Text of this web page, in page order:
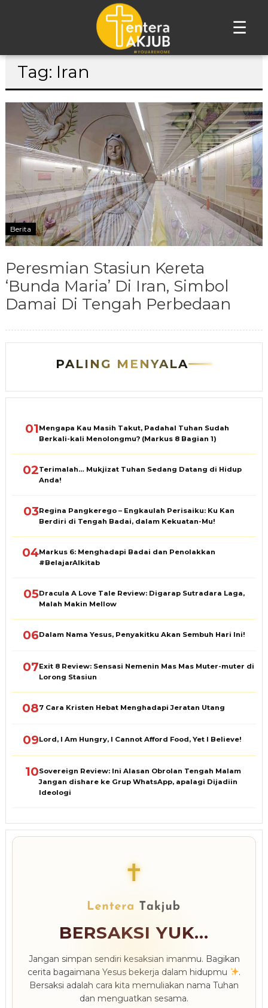
☰
Lompat
Tag: Iran
Berita
Peresmian Stasiun Kereta
‘Bunda Maria’ Di Iran, Simbol
Damai Di Tengah Perbedaan
PALING MENYALA
01Mengapa Kau Masih Takut, Padahal Tuhan Sudah
Berkali-kali Menolongmu? (Markus 8 Bagian 1)
02Terimalah… Mukjizat Tuhan Sedang Datang di Hidup
Anda!
03Regina Pangkerego – Engkaulah Perisaiku: Ku Kan
Berdiri di Tengah Badai, dalam Kekuatan-Mu!
04Markus 6: Menghadapi Badai dan Penolakkan
#BelajarAlkitab
05Dracula A Love Tale Review: Digarap Sutradara Laga,
Malah Makin Mellow
06Dalam Nama Yesus, Penyakitku Akan Sembuh Hari Ini!
07Exit 8 Review: Sensasi Nemenin Mas Mas Muter-muter di
Lorong Stasiun
087 Cara Kristen Hebat Menghadapi Jeratan Utang
09Lord, I Am Hungry, I Cannot Afford Food, Yet I Believe!
10Sovereign Review: Ini Alasan Obrolan Tengah Malam
Jangan dishare ke Grup WhatsApp, apalagi Dijadiin
Ideologi
✝
BERSAKSI YUK...
Jangan simpan sendiri kesaksian imanmu. Bagikan
cerita bagaimana Yesus bekerja dalam hidupmu
.
Bersaksi adalah cara kita memuliakan nama Tuhan
dan menguatkan sesama.